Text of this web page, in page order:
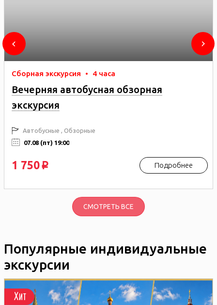
Сборная экскурсия • 4 часа
Вечерняя автобусная обзорная
экскурсия
Автобусные , Обзорные
07.08 (пт) 19:00
1 750 p Подробнее
СМОТРЕТЬ ВСЕ
Популярные индивидуальные
экскурсии
Хит